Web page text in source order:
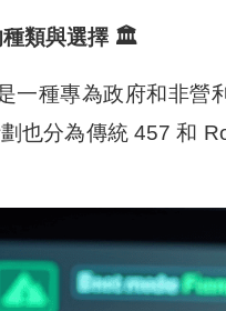
種類與選擇 🏛️
一種專為政府和非營
也分為傳統 457 和